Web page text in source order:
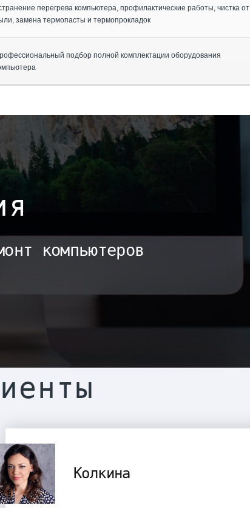
перегрева компьютера, профилактические работы, чистка от
замена термопасты и термопрокладок
подбор полной комплектации оборудования
компьютеров
Колкина